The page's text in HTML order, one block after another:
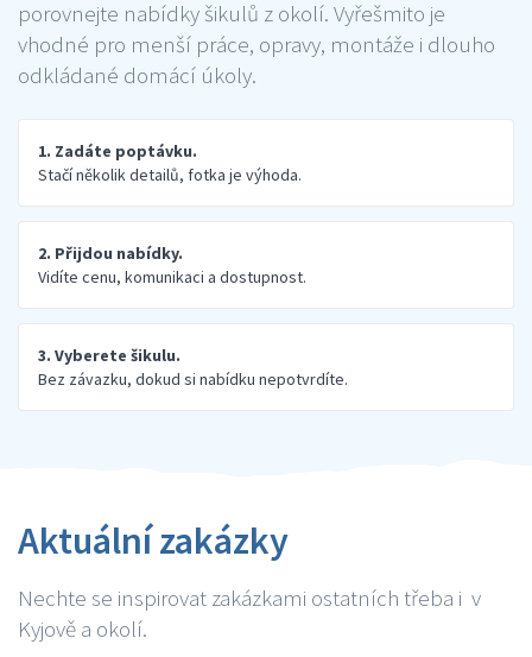
porovnejte nabídky šikulů z okolí. Vyřešmito je
vhodné pro menší práce, opravy, montáže i dlouho
odkládané domácí úkoly.
1. Zadáte poptávku.
Stačí několik detailů, fotka je výhoda.
2. Přijdou nabídky.
Vidíte cenu, komunikaci a dostupnost.
3. Vyberete šikulu.
Bez závazku, dokud si nabídku nepotvrdíte.
Aktuální zakázky
Nechte se inspirovat zakázkami ostatních třeba i v
Kyjově a okolí.